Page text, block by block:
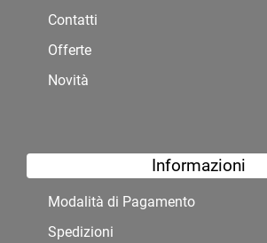
Contatti
Offerte
Novità
Informazioni
Modalità di Pagamento
Spedizioni